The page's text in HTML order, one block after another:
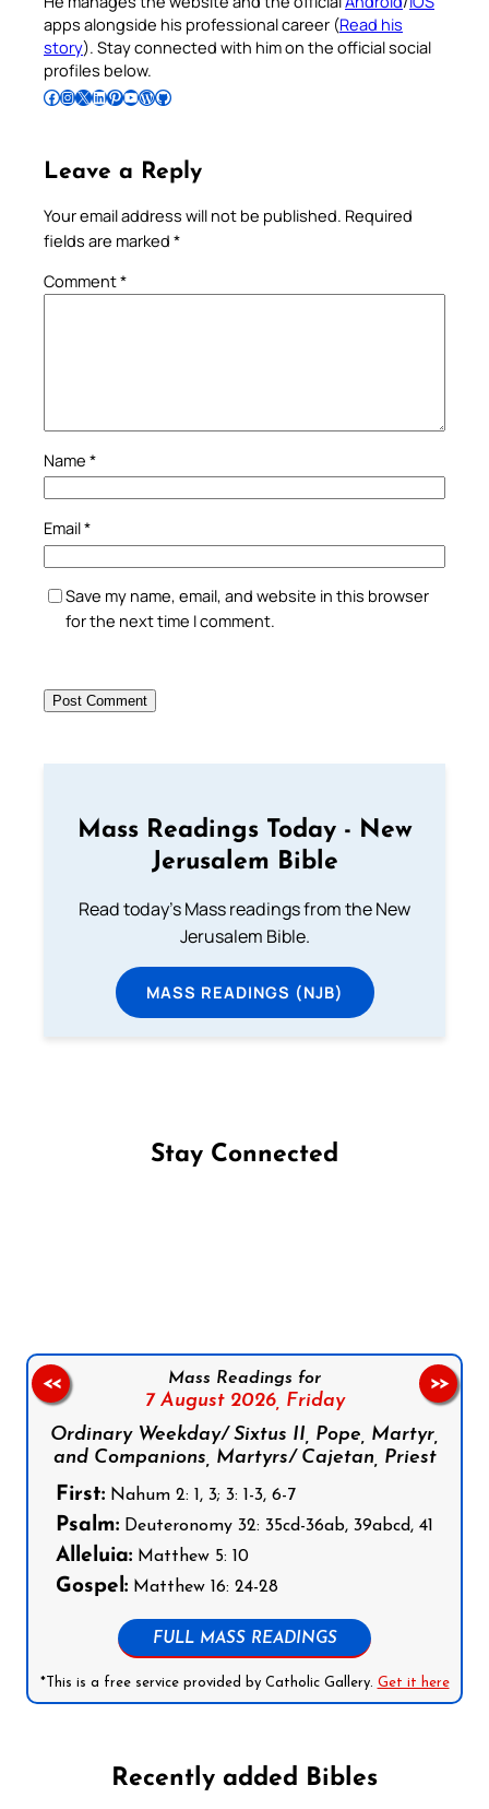
apps alongside his professional career (Read his
story). Stay connected with him on the official social
profiles below.
Follow Pradeep on Facebook Follow Pradeep on InstagramFollow Pradeep on X Follow Pradeep on LinkedIn Follow Pradeep on Pinterest Subscribe to Pradeep’s Youtube Channel Follow Pradeep on WordPress Follow Pradeep on GitHub
Leave a Reply
Your email address will not be published. Required
fields are marked *
Comment*
Name *
Email*
Save my name, email, and website in this browser
for the next time I comment.
Mass Readings Today - New
Jerusalem Bible
Read today's Mass readings from the New
Jerusalem Bible.
MASS READINGS (NJB)
Stay Connected
Mass Readings for
7 August 2026, Friday
Ordinary Weekday/ Sixtus II, Pope, Martyr,
and Companions, Martyrs/ Cajetan, Priest
First: Nahum 2: 1, 3; 3: 1-3, 6-7
Psalm: Deuteronomy 32: 35cd-36ab, 39abcd, 41
Alleluia: Matthew 5: 10
Gospel: Matthew 16: 24-28
FULL MASS READINGS
*This is a free service provided by Catholic Gallery. Get it here
<< >>
Recently added Bibles